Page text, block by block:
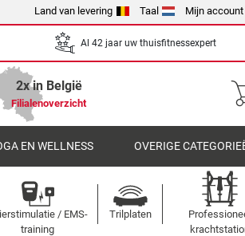
Land van levering Taal Mijn account
Al 42 jaar uw thuisfitnessexpert
2x in België
Filialenoverzicht
EN WELLNESS OVERIGE
/ EMS-
training
Trilplaten